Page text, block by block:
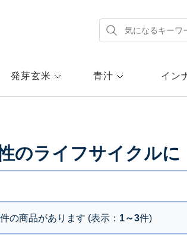
発芽玄米 青汁 イン
のライフサイクルに
件の商品があります (表示： 1～3件)